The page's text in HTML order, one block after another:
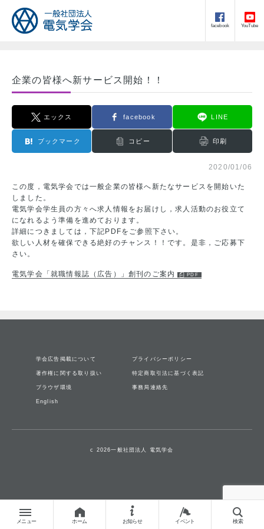
facebook YouTube
メニュー ホーム お知らせ イベント 検索
企業の皆様へ新サービス開始！！
エックス facebook LINE
ブックマーク コピー 印刷
2020/01/06
この度，電気学会では一般企業の皆様へ新たなサービスを開始いた
しました。
電気学会学生員の方々へ求人情報をお届けし，求人活動のお役立て
になれるよう準備を進めております。
詳細につきましては，下記PDFをご参照下さい。
欲しい人材を確保できる絶好のチャンス！！です。是非，ご応募下
さい。
電気学会「就職情報誌（広告）」創刊のご案内
学会広告掲載について プライバシーポリシー
著作権に関する取り扱い 特定商取引法に基づく表記
ブラウザ環境 事務局連絡先
English
c 2026一般社団法人 電気学会